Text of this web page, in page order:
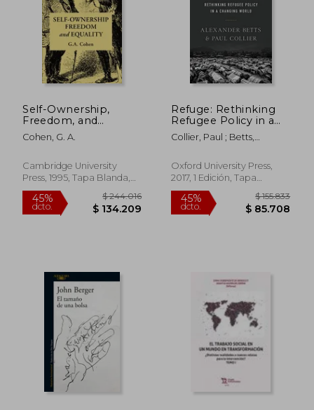
45%
dcto.
$ 129.688
$ 71.329
dcto. dcto.
Self-Ownership,
Freedom, and
Equality Paperback
(Studies in Marxism
(en Inglés)
Cohen, G. A.
Cambridge University
Press, 1995, Tapa Blanda,
Nuevo
Refuge: Rethinking
Refugee Policy in a
Changing World (en
Inglés)
Collier, Paul ; Betts,
Oxford University Press,
2017, 1 Edición, Tapa
Blanda, Nuevo